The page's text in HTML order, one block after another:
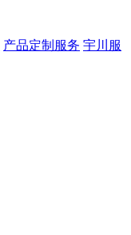
产品定制服务 宇川服